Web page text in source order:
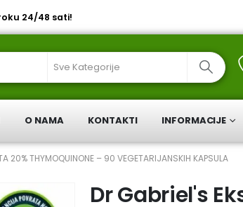
24/48 sati!
O NAMA KONTAKTI INFORMACIJE
20% THYMOQUINONE – 90 VEGETARIJANSKIH KAPSULA
Dr Gabriel's